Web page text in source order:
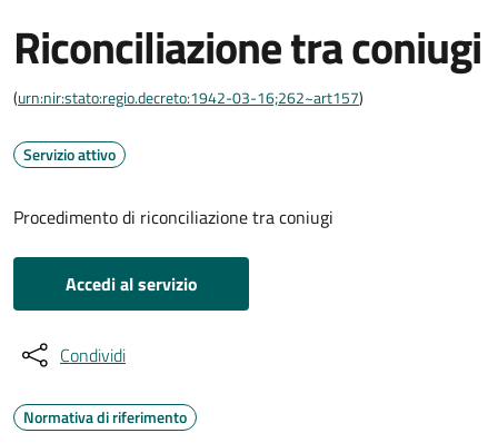
Riconciliazione tra coniugi
(urn:nir:stato:regio.decreto:1942-03-16;262~art157)
Servizio attivo
Procedimento di riconciliazione tra coniugi
Accedi al servizio
Condividi
Normativa di riferimento